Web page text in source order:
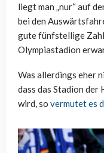
liegt man „nur“ auf
bei den
gute fünfstellige Zahl
Olympiastadion
Was allerdings eher
dass das Stadion der
wird, so vermutet es